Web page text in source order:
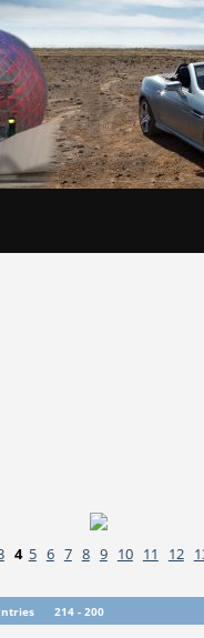
4 5 6 7 8 9 10 11 12
214 - 200